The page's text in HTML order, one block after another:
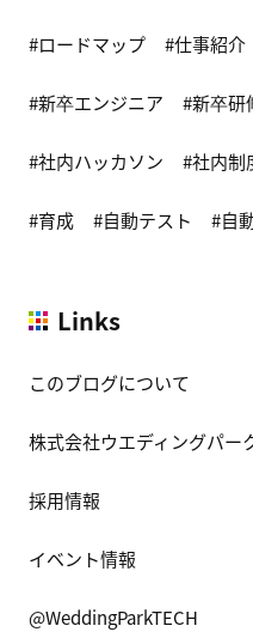
ロードマップ 仕事紹介
新卒エンジニア 新卒研
社内ハッカソン 社内制
育成 自動テスト 自
Links
このブログについて
株式会社ウエディングパー
採用情報
イベント情報
@WeddingParkTECH